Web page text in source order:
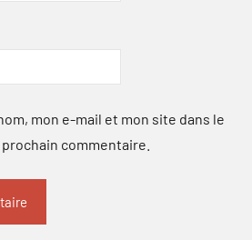
mon e-mail et mon site dans le
commentaire.